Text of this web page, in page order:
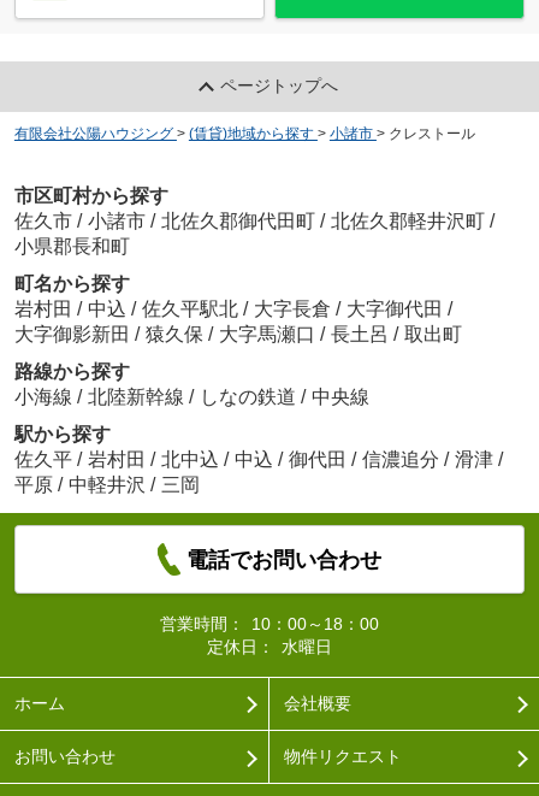
5.9万円 / 3DK
グラン ソレイユ
5.35
万円 / 1LDK
ミニョンサンクチノ
6.9万 円 / 1LDK
ページトップへ
有限会社公陽ハウジング > (賃貸)地域から探す > 小諸市 > クレストール
市区町村から探す
佐久市 / 小諸市 / 北佐久郡御代田町 / 北佐久郡軽井沢町 /
小県郡長和町
町名から探す
岩村田 / 中込 / 佐久平駅北 / 大字長倉 / 大字御代田 /
大字御影新田 / 猿久保 / 大字馬瀬口 / 長土呂 / 取出町
路線から探す
小海線 / 北陸新幹線 / しなの鉄道 / 中央線
駅から探す
佐久平 / 岩村田 / 北中込 / 中込 / 御代田 / 信濃追分 / 滑津 /
平原 / 中軽井沢 / 三岡
電話でお問い合わせ
営業時間：
10：00～18：00
定休日：
水曜日
ホーム 会社概要
お問い合わせ 物件リクエスト